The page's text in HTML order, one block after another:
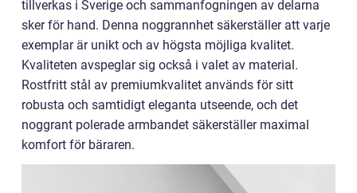
tillverkas i Sverige och sammanfogningen av delarna
sker för hand. Denna noggrannhet säkerställer att varje
exemplar är unikt och av högsta möjliga kvalitet.
Kvaliteten avspeglar sig också i valet av material.
Rostfritt stål av premiumkvalitet används för sitt
robusta och samtidigt eleganta utseende, och det
noggrant polerade armbandet säkerställer maximal
komfort för bäraren.